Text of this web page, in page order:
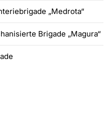
„Medrota“
Brigade „Magura“